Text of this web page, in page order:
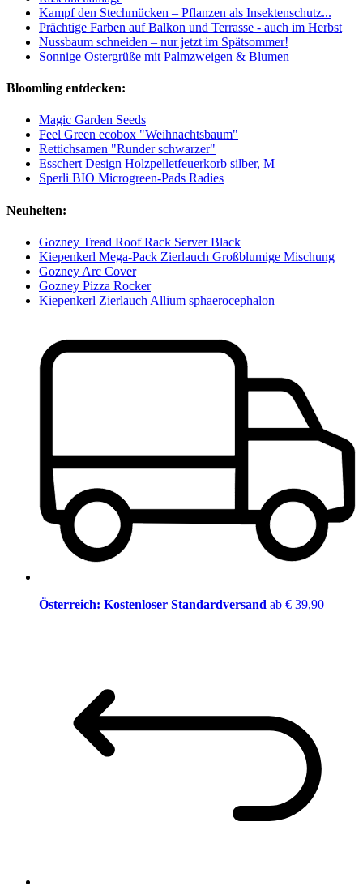
Kampf den Stechmücken – Pflanzen als Insektenschutz...
Prächtige Farben auf Balkon und Terrasse - auch im Herbst
Nussbaum schneiden – nur jetzt im Spätsommer!
Sonnige Ostergrüße mit Palmzweigen & Blumen
Bloomling entdecken:
Magic Garden Seeds
Feel Green ecobox "Weihnachtsbaum"
Rettichsamen "Runder schwarzer"
Esschert Design Holzpelletfeuerkorb silber, M
Sperli BIO Microgreen-Pads Radies
Neuheiten:
Gozney Tread Roof Rack Server Black
Kiepenkerl Mega-Pack Zierlauch Großblumige Mischung
Gozney Arc Cover
Gozney Pizza Rocker
Kiepenkerl Zierlauch Allium sphaerocephalon
Österreich: Kostenloser Standardversand ab € 39,90